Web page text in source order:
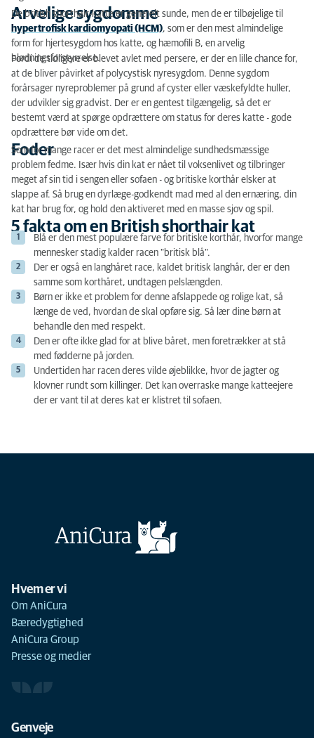
Arvelige sygdomme
De british shorthair-katte er generelt sunde, men de er tilbøjelige til
hypertrofisk kardiomyopati (HCM), som er den mest almindelige
form for hjertesygdom hos katte, og hæmofili B, en arvelig
blødningsforstyrrelse.
Fordi de tidligere er blevet avlet med persere, er der en lille chance for,
at de bliver påvirket af polycystisk nyresygdom. Denne sygdom
forårsager nyreproblemer på grund af cyster eller væskefyldte huller,
der udvikler sig gradvist. Der er en gentest tilgængelig, så det er
bestemt værd at spørge opdrættere om status for deres katte - gode
opdrættere bør vide om det.
Foder
Som for mange racer er det mest almindelige sundhedsmæssige
problem fedme. Især hvis din kat er nået til voksenlivet og tilbringer
meget af sin tid i sengen eller sofaen - og britiske korthår elsker at
slappe af. Så brug en dyrlæge-godkendt mad med al den ernæring, din
kat har brug for, og hold den aktiveret med en masse sjov og spil.
5 fakta om en British shorthair kat
Blå er den mest populære farve for britiske korthår, hvorfor mange
mennesker stadig kalder racen "britisk blå".
Der er også en langhåret race, kaldet britisk langhår, der er den
samme som korthåret, undtagen pelslængden.
Børn er ikke et problem for denne afslappede og rolige kat, så
længe de ved, hvordan de skal opføre sig. Så lær dine børn at
behandle den med respekt.
Den er ofte ikke glad for at blive båret, men foretrækker at stå
med fødderne på jorden.
Undertiden har racen deres vilde øjeblikke, hvor de jagter og
klovner rundt som killinger. Det kan overraske mange katteejere
der er vant til at deres kat er klistret til sofaen.
Hvem er vi
Om AniCura
Bæredygtighed
AniCura Group
Presse og medier
Genveje